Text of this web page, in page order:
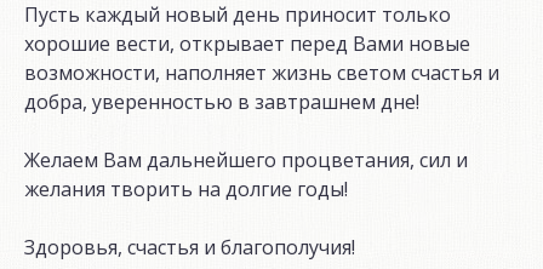
Пусть каждый новый день приносит только
хорошие вести, открывает перед Вами новые
возможности, наполняет жизнь светом счастья и
добра, уверенностью в завтрашнем дне!
Желаем Вам дальнейшего процветания, сил и
желания творить на долгие годы!
Здоровья, счастья и благополучия!